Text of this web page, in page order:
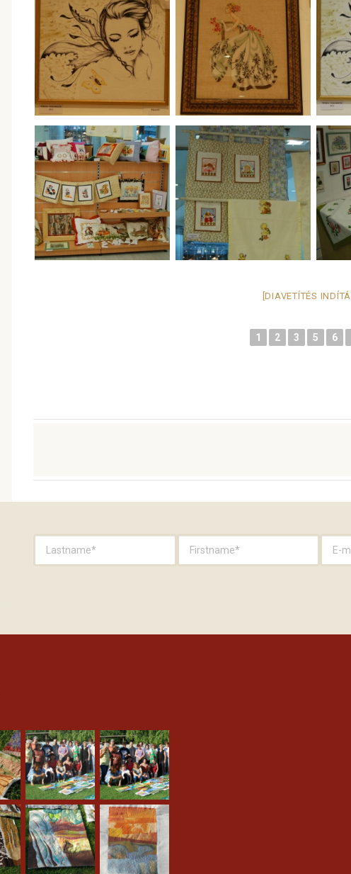
[DIAVETÍTÉS
1 2 3 5 6